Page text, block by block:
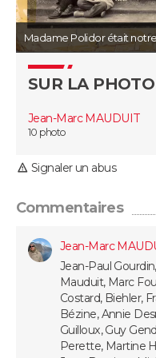
Alimentation
Guide de la santé
Maladies
Médicaments
Sommeil
VOYAGE
Destinations
City break
Voyage nature
Voyage de noces
Forum
Climat
GUIDES D'ACHAT
Carte de Noël
Carte Bonne année
Carte Saint-Valentin
Carte Pâques
Carte d'anniversaire
Dictionnaire
Biographies
Citations
Expressions
Proverbes
PROGRAMME TV
COPAINS D'AVANT
Se connecter
Entreprises
Service militaire
Avis de recherche
AVIS DE DÉCÈS
Madame Polidor était
SUR LA PHOTO
Jean-Marc MAUDUIT
10 photo
Signaler un abus
Commentaires
Jean-Marc
Jean-Paul
Mauduit, Marc
Costard, Biehler,
Bézine, Annie
Guilloux, Guy
Perette, Martine